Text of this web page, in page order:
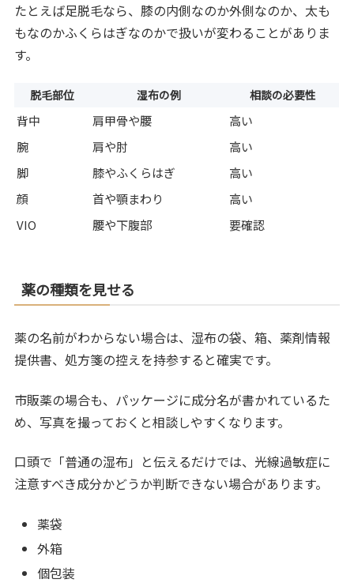
たとえば足脱毛なら、膝の内側なのか外側なのか、太も
もなのかふくらはぎなのかで扱いが変わることがありま
す。
脱毛部位 湿布の例 相談の必要性
背中 肩甲骨や腰
高い
腕
肩や肘
高い
脚
膝やふくらはぎ
高い
顔
首や顎まわり
高い
VIO
腰や下腹部 要確認
薬の種類を見せる
薬の名前がわからない場合は、湿布の袋、箱、薬剤情報
提供書、処方箋の控えを持参すると確実です。
市販薬の場合も、パッケージに成分名が書かれているた
め、写真を撮っておくと相談しやすくなります。
口頭で「普通の湿布」と伝えるだけでは、光線過敏症に
注意すべき成分かどうか判断できない場合があります。
薬袋
外箱
個包装